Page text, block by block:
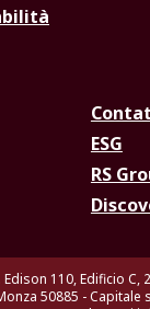
ESG
RS
Edison 110, Edificio C,
50885 - Capitale